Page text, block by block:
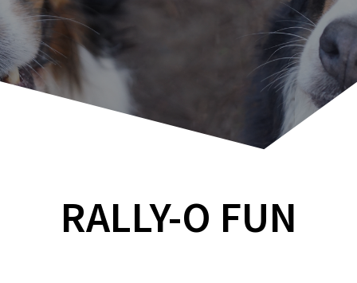
RALLY-O FUN